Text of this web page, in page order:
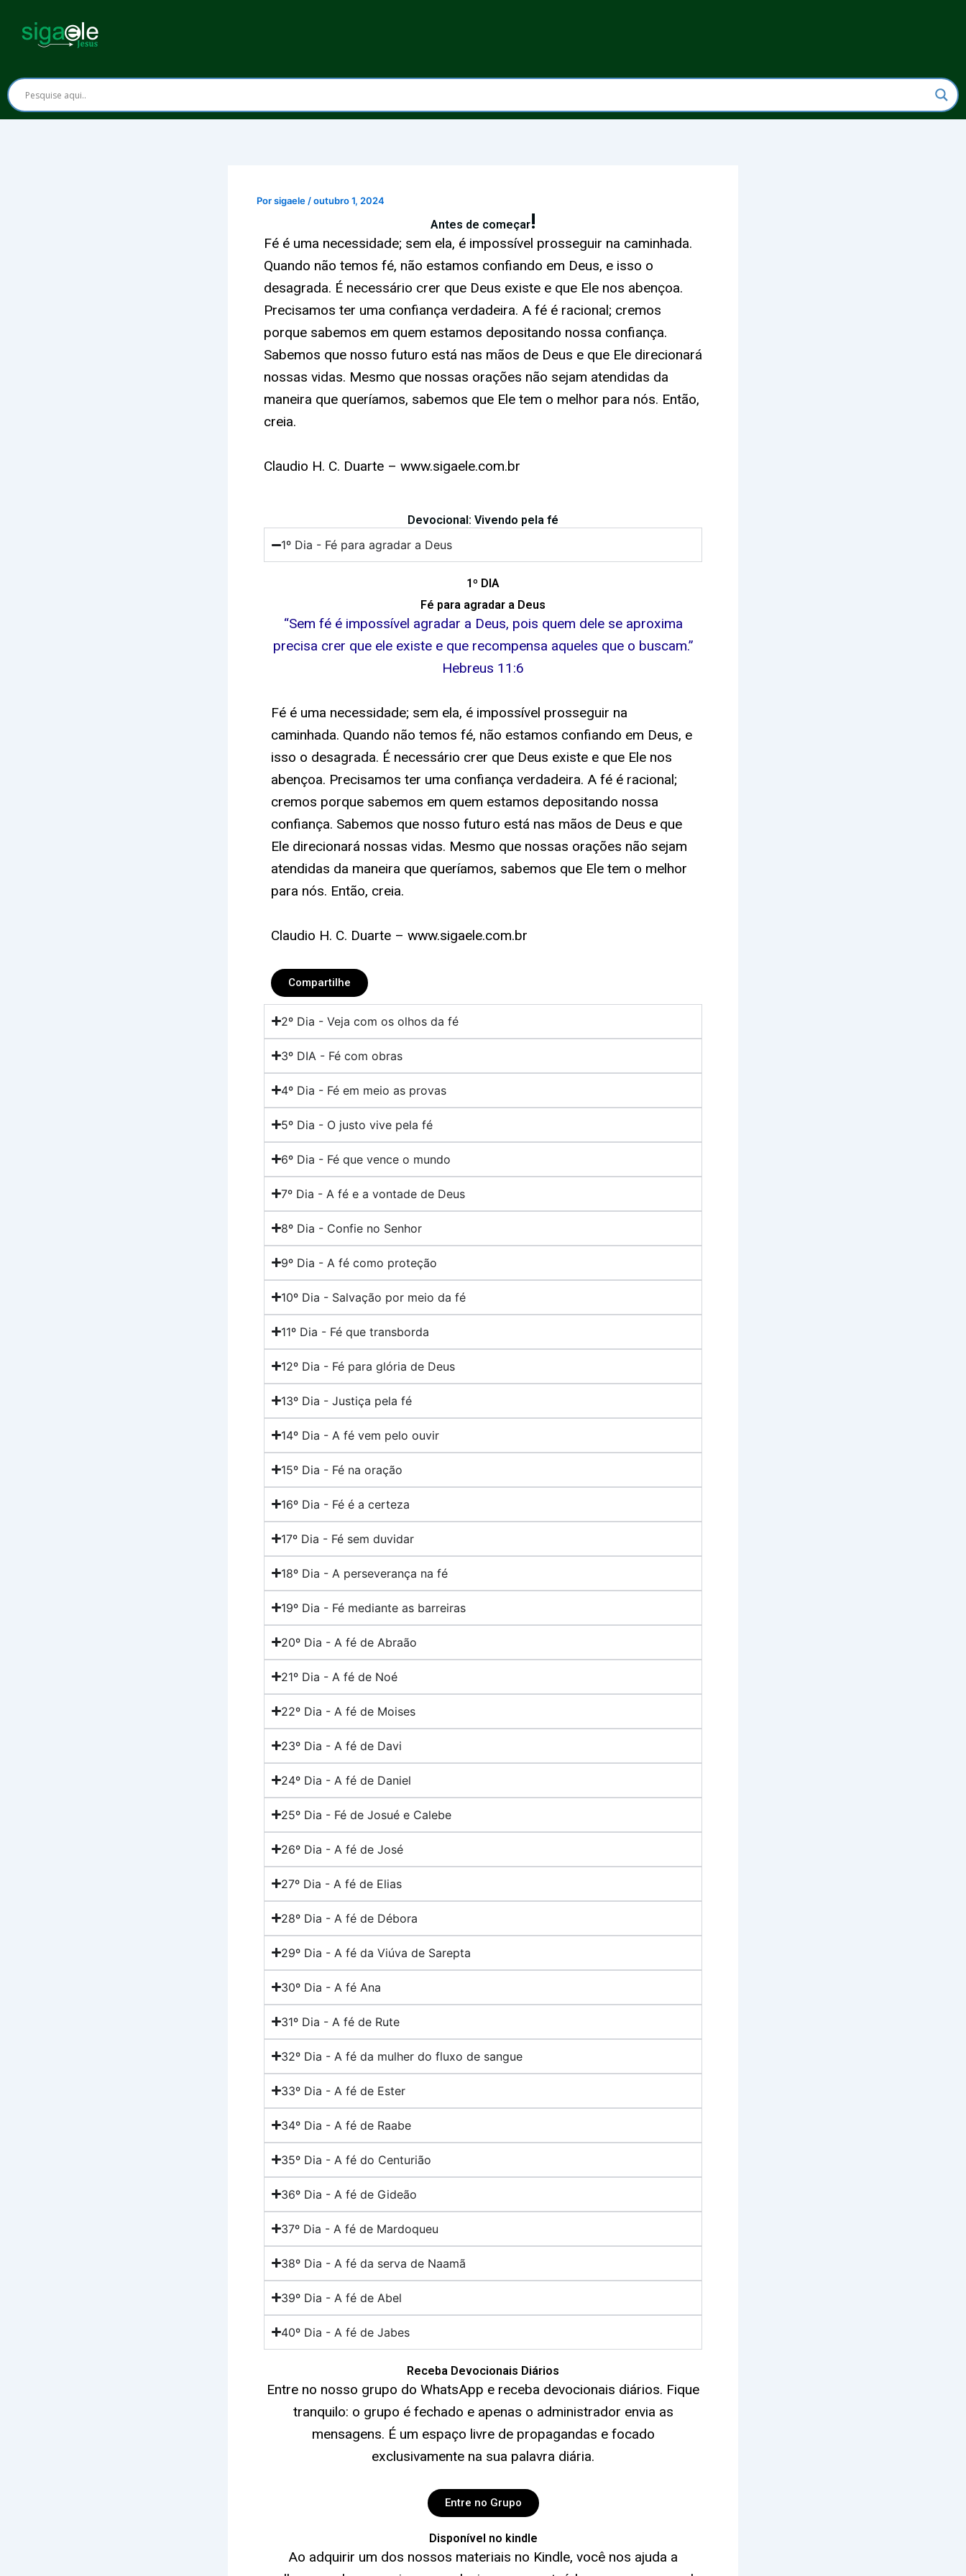
para
Porsigaele /outubro 1, 2024
Antes de começar!
Fé é uma necessidade; sem ela, é impossível prosseguir na caminhada.
Quando não temos fé, não estamos confiando em Deus, e isso o
desagrada. É necessário crer que Deus existe e que Ele nos abençoa.
Precisamos ter uma confiança verdadeira. A fé é racional; cremos
porque sabemos em quem estamos depositando nossa confiança.
Sabemos que nosso futuro está nas mãos de Deus e que Ele direcionará
nossas vidas. Mesmo que nossas orações não sejam atendidas da
maneira que queríamos, sabemos que Ele tem o melhor para nós. Então,
creia.
Claudio H. C. Duarte – www.sigaele.com.br
Devocional: Vivendo pela fé
1º Dia - Fé para agradar a Deus
1º DIA
Fé para agradar a Deus
“Sem fé é impossível agradar a Deus, pois quem dele se aproxima
precisa crer que ele existe e que recompensa aqueles que o buscam.”
Hebreus 11:6
Fé é uma necessidade; sem ela, é impossível prosseguir na
caminhada. Quando não temos fé, não estamos confiando em Deus, e
isso o desagrada. É necessário crer que Deus existe e que Ele nos
abençoa. Precisamos ter uma confiança verdadeira. A fé é racional;
cremos porque sabemos em quem estamos depositando nossa
confiança. Sabemos que nosso futuro está nas mãos de Deus e que
Ele direcionará nossas vidas. Mesmo que nossas orações não sejam
atendidas da maneira que queríamos, sabemos que Ele tem o melhor
para nós. Então, creia.
Claudio H. C. Duarte – www.sigaele.com.br
Compartilhe
2º Dia - Veja com os olhos da fé
3º DIA - Fé com obras
4º Dia - Fé em meio as provas
5º Dia - O justo vive pela fé
6º Dia - Fé que vence o mundo
7º Dia - A fé e a vontade de Deus
8º Dia - Confie no Senhor
9º Dia - A fé como proteção
10º Dia - Salvação por meio da fé
11º Dia - Fé que transborda
12º Dia - Fé para glória de Deus
13º Dia - Justiça pela fé
14º Dia - A fé vem pelo ouvir
15º Dia - Fé na oração
16º Dia - Fé é a certeza
17º Dia - Fé sem duvidar
18º Dia - A perseverança na fé
19º Dia - Fé mediante as barreiras
20º Dia - A fé de Abraão
21º Dia - A fé de Noé
22º Dia - A fé de Moises
23º Dia - A fé de Davi
24º Dia - A fé de Daniel
25º Dia - Fé de Josué e Calebe
26º Dia - A fé de José
27º Dia - A fé de Elias
28º Dia - A fé de Débora
29º Dia - A fé da Viúva de Sarepta
30º Dia - A fé Ana
31º Dia - A fé de Rute
32º Dia - A fé da mulher do fluxo de sangue
33º Dia - A fé de Ester
34º Dia - A fé de Raabe
35º Dia - A fé do Centurião
36º Dia - A fé de Gideão
37º Dia - A fé de Mardoqueu
38º Dia - A fé da serva de Naamã
39º Dia - A fé de Abel
40º Dia - A fé de Jabes
Receba Devocionais Diários
Entre no nosso grupo do WhatsApp e receba devocionais diários. Fique
tranquilo: o grupo é fechado e apenas o administrador envia as
mensagens. É um espaço livre de propagandas e focado
exclusivamente na sua palavra diária.
Entre no Grupo
Disponível no kindle
Ao adquirir um dos nossos materiais no Kindle, você nos ajuda a